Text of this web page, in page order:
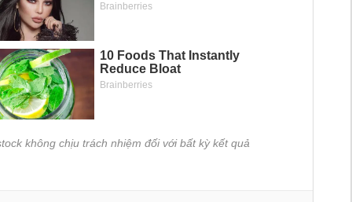
không chịu trách nhiệm đối với bất kỳ kết quả